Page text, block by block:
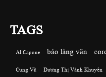
TAGS
Al Capone báo làng văn
Cung Vũ Dương Thị Vành Khuyên